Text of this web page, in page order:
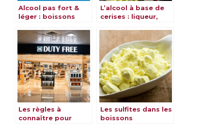
Alcool pas fort &
léger : boissons
fortes de soirée
L’alcool à base de
cerises : liqueur,
de vie
Les règles à
connaître pour
Les sulfites dans les
boissons